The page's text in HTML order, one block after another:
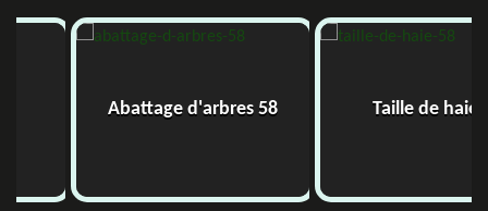
Abattage d'arbres 58 Taille de haie